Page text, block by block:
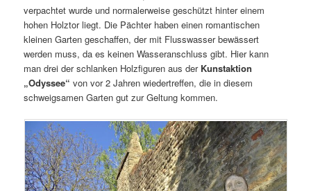
verpachtet wurde und normalerweise geschützt hinter einem
hohen Holztor liegt. Die Pächter haben einen romantischen
kleinen Garten geschaffen, der mit Flusswasser bewässert
werden muss, da es keinen Wasseranschluss gibt. Hier kann
man drei der schlanken Holzfiguren aus der Kunstaktion
„Odyssee“ von vor 2 Jahren wiedertreffen, die in diesem
schweigsamen Garten gut zur Geltung kommen.